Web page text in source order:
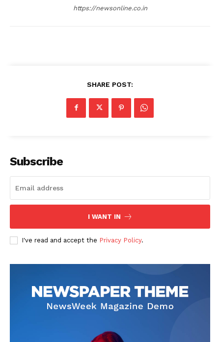
https://newsonline.co.in
SHARE POST:
Subscribe
I WANT IN
I've read and accept the Privacy Policy.